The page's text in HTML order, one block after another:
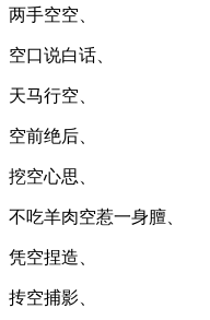
两手空空、
空口说白话、
天马行空、
空前绝后、
挖空心思、
不吃羊肉空惹一身膻、
凭空捏造、
抟空捕影、